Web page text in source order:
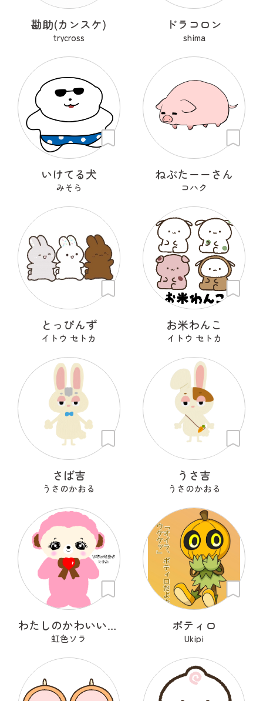
勘助(カンスケ)
trycross
ドラコロン
shima
いけてる犬
みそら
ねぶたーーさん
コハク
とっぴんず
イトウ セトカ
お米わんこ
イトウ セトカ
さば吉
うさのかおる
うさ吉
うさのかおる
わたしのかわいいせかい
虹色ソラ
ポティロ
Ukipi